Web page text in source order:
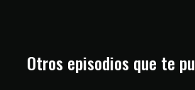
Otros episodios que te